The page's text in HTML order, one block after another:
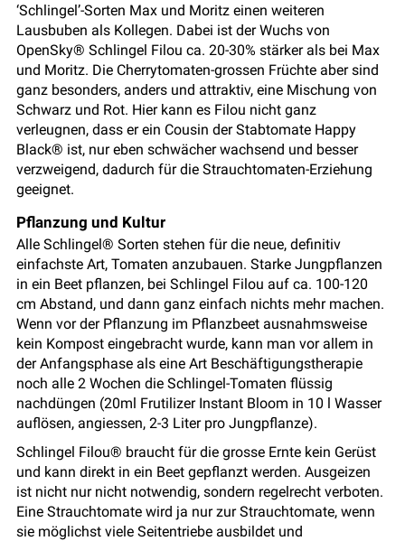
‘Schlingel’-Sorten Max und Moritz einen weiteren
Lausbuben als Kollegen. Dabei ist der Wuchs von
OpenSky® Schlingel Filou ca. 20-30% stärker als bei Max
und Moritz. Die Cherrytomaten-grossen Früchte aber sind
ganz besonders, anders und attraktiv, eine Mischung von
Schwarz und Rot. Hier kann es Filou nicht ganz
verleugnen, dass er ein Cousin der Stabtomate Happy
Black® ist, nur eben schwächer wachsend und besser
verzweigend, dadurch für die Strauchtomaten-Erziehung
geeignet.
Pflanzung und Kultur
Alle Schlingel® Sorten stehen für die neue, definitiv
einfachste Art, Tomaten anzubauen. Starke Jungpflanzen
in ein Beet pflanzen, bei Schlingel Filou auf ca. 100-120
cm Abstand, und dann ganz einfach nichts mehr machen.
Wenn vor der Pflanzung im Pflanzbeet ausnahmsweise
kein Kompost eingebracht wurde, kann man vor allem in
der Anfangsphase als eine Art Beschäftigungstherapie
noch alle 2 Wochen die Schlingel-Tomaten flüssig
nachdüngen (20ml Frutilizer Instant Bloom in 10 l Wasser
auflösen, angiessen, 2-3 Liter pro Jungpflanze).
Schlingel Filou® braucht für die grosse Ernte kein Gerüst
und kann direkt in ein Beet gepflanzt werden. Ausgeizen
ist nicht nur nicht notwendig, sondern regelrecht verboten.
Eine Strauchtomate wird ja nur zur Strauchtomate, wenn
sie möglichst viele Seitentriebe ausbildet und